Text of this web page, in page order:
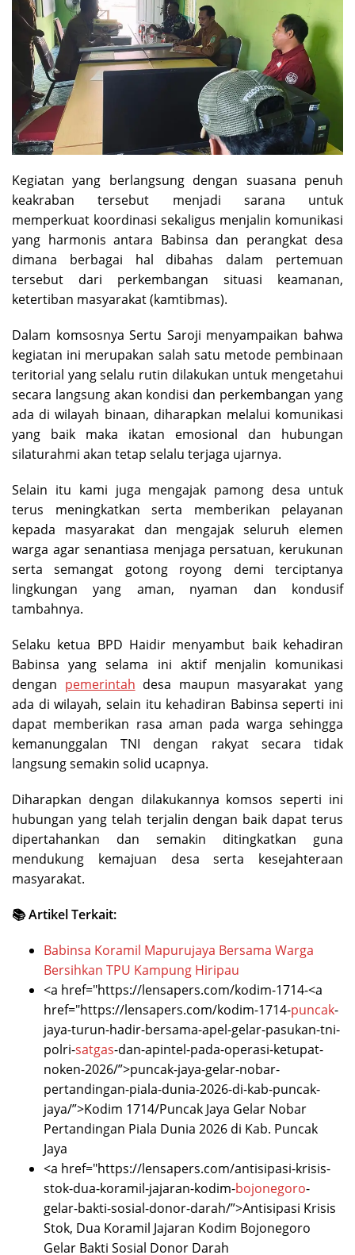
Kegiatan yang berlangsung dengan suasana penuh
keakraban tersebut menjadi sarana untuk
memperkuat koordinasi sekaligus menjalin komunikasi
yang harmonis antara Babinsa dan perangkat desa
dimana berbagai hal dibahas dalam pertemuan
tersebut dari perkembangan situasi keamanan,
ketertiban masyarakat (kamtibmas).
Dalam komsosnya Sertu Saroji menyampaikan bahwa
kegiatan ini merupakan salah satu metode pembinaan
teritorial yang selalu rutin dilakukan untuk mengetahui
secara langsung akan kondisi dan perkembangan yang
ada di wilayah binaan, diharapkan melalui komunikasi
yang baik maka ikatan emosional dan hubungan
silaturahmi akan tetap selalu terjaga ujarnya.
Selain itu kami juga mengajak pamong desa untuk
terus meningkatkan serta memberikan pelayanan
kepada masyarakat dan mengajak seluruh elemen
warga agar senantiasa menjaga persatuan, kerukunan
serta semangat gotong royong demi terciptanya
lingkungan yang aman, nyaman dan kondusif
tambahnya.
Selaku ketua BPD Haidir menyambut baik kehadiran
Babinsa yang selama ini aktif menjalin komunikasi
dengan pemerintah desa maupun masyarakat yang
ada di wilayah, selain itu kehadiran Babinsa seperti ini
dapat memberikan rasa aman pada warga sehingga
kemanunggalan TNI dengan rakyat secara tidak
langsung semakin solid ucapnya.
Diharapkan dengan dilakukannya komsos seperti ini
hubungan yang telah terjalin dengan baik dapat terus
dipertahankan dan semakin ditingkatkan guna
mendukung kemajuan desa serta kesejahteraan
masyarakat.
📚 Artikel Terkait:
Babinsa Koramil Mapurujaya Bersama Warga
Bersihkan TPU Kampung Hiripau
<a href="https://lensapers.com/kodim-1714-<a
href="https://lensapers.com/kodim-1714-puncak-
jaya-turun-hadir-bersama-apel-gelar-pasukan-tni-
polri-satgas-dan-apintel-pada-operasi-ketupat-
noken-2026/”>puncak-jaya-gelar-nobar-
pertandingan-piala-dunia-2026-di-kab-puncak-
jaya/”>Kodim 1714/Puncak Jaya Gelar Nobar
Pertandingan Piala Dunia 2026 di Kab. Puncak
Jaya
<a href="https://lensapers.com/antisipasi-krisis-
stok-dua-koramil-jajaran-kodim-bojonegoro-
gelar-bakti-sosial-donor-darah/”>Antisipasi Krisis
Stok, Dua Koramil Jajaran Kodim Bojonegoro
Gelar Bakti Sosial Donor Darah